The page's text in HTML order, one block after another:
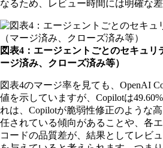
なるため、レビュー時間には明確な
図表4：エージェントごとのセキュリ
ージ済み、クローズ済み等）
図表4のマージ率を見ても、OpenAI
値を示していますが、Copilotは
れは、Copilotが脆弱性修正のような
任されている傾向があることや、各
コードの品質差が、結果としてレビ